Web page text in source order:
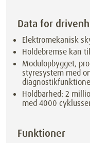
Data for
Elektromekanisk
Holdebremse kan
Modulopbygget,
styresystem med
Holdbarhed: 2
med 4000
Funktioner